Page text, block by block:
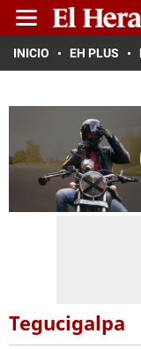
INICIO EH PLUS
Tegucigalpa